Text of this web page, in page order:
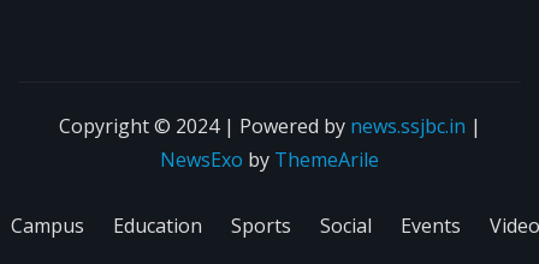
Copyright © 2024 | Powered by news.ssjbc.in |
NewsExo by ThemeArile
Campus Education Sports Social Events Video